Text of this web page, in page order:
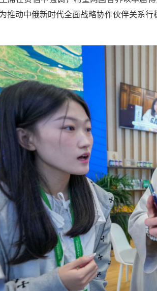
推动中俄新时代全面战略协作伙伴关系行